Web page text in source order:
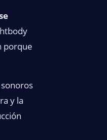
porque
y la